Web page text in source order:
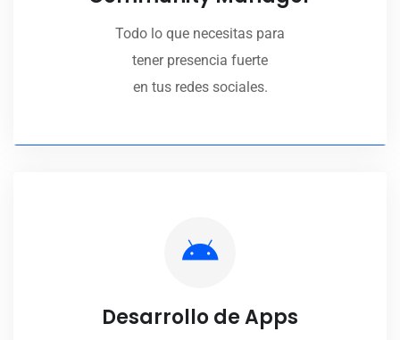
Todo lo que necesitas para
tener presencia fuerte
en tus redes sociales.
Desarrollo de Apps